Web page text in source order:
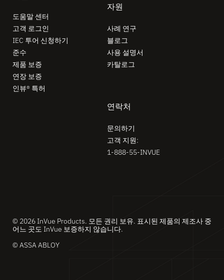
도움말 센터
고객 로그인
IEC 투어 신청하기
준수
제품 보증
연장 보증
인뷰® 특허
자원
사례 연구
블로그
사용 설명서
카탈로그
연락처
문의하기
고객 지원:
1-888-55-INVUE
© 2026 InVue Products. 모든 권리 보유. 표시된 제품의 제조사 중
어느 곳도 InVue 보증하지 않습니다.
© ASSA ABLOY